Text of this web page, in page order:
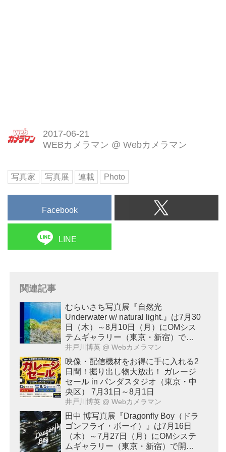
2017-06-21
WEBカメラマン @ Webカメラマン
写真家 写真展 連載 Photo
Facebook
LINE
関連記事
むらいさち写真展『自然光
Underwater w/ natural light.』は7月30
日（木）～8月10日（月）にOMシス
テムギャラリー（東京・新宿）で開
催！
井戸川博英 @ Webカメラマン
映像・配信機材をお得に手に入れる2
日間！掘り出し物大放出！ ガレージ
セール in パンダスタジオ（東京・中
央区） 7月31日～8月1日
井戸川博英 @ Webカメラマン
田中 博写真展『Dragonfly Boy（ドラ
ゴンフライ・ボーイ）』は7月16日
（木）～7月27日（月）にOMシステ
ムギャラリー（東京・新宿）で開